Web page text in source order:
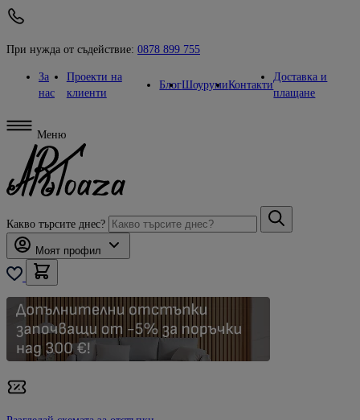
При нужда от съдействие: 0878 899 755
За
нас
Проекти на
клиенти
БлогШоурумиКонтакти
Доставка и
плащане
Меню
Какво търсите днес?
Моят профил